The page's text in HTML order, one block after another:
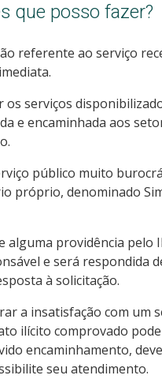
que posso fazer?
referente ao serviço
serviços
e encaminhada aos
público muito
próprio, denominado
alguma providência pelo
e será respondida
à solicitação.
a insatisfação com um
ilícito comprovado
encaminhamento,
seu atendimento.